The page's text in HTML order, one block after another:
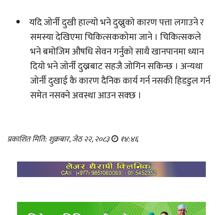
यदि जोर्नी दुखी हाल्यो भने दुख्नुको कारण पत्ता लगाउने र
समस्या देखिएमा चिकित्सककोमा जाने । चिकित्सकले
भने बमोजिम औषधि सेवन गर्नुको साथै खानपानमा ध्यान
दियो भने जोर्नी दुख्नबाट सहजै जोगिन सकिन्छ । अन्यथा
जोर्नी दुखाई कै कारण दैनिक कार्य गर्न नसकी हिडडुल गर्न
समेत नसक्ने अवस्था आउन सक्छ ।
प्रकाशित मिति: शुक्रबार, जेठ २२, २०८३ १४:४६